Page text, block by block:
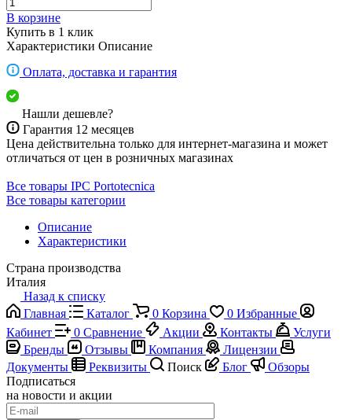
В корзине
Купить в 1 клик
Характеристики Описание
Оплата, доставка и гарантия
Нашли дешевле?
Гарантия 12 месяцев
Цена действительна только для интернет-магазина и может
отличаться от цен в розничных магазинах
Все товары IPC Portotecnica
Все товары категории
Описание
Характеристики
Страна производства
Италия
Назад к списку
Главная
Каталог 0 Корзина 0 Избранные
Кабинет
0 Сравнение Акции Контакты
Услуги
Бренды
Отзывы Компания
Лицензии
Документы
Реквизиты Поиск Блог
Обзоры
Подписаться
на новости и акции